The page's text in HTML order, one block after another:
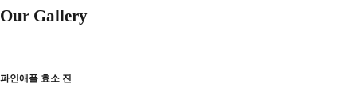
Our Gallery
파인애플 효소 진